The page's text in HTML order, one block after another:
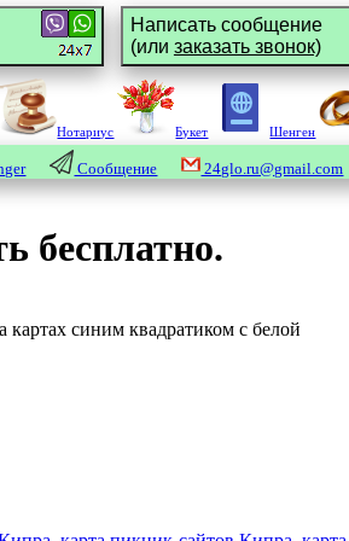
Написать сообщение
(или заказать звонок)
Нотариус Букет Шенген
Сообщение 24glo.ru@gmail.com
бесплатно.
синим квадратиком с белой